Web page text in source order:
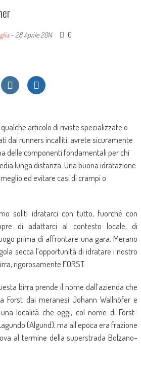
- 28 Aprile 2014 0
articolo di riviste specializzate o
dai runners incalliti, avrete sicuramente
delle componenti fondamentali per chi
lunga distanza. Una buona idratazione
ed evitare casi di crampi o
soliti idratarci con tutto, fuorché con
di adattarci al contesto locale, di
prima di affrontare una gara. Merano
secca l’opportunità di idratare i nostro
rigorosamente FORST.
birra prende il nome dall’azienda che
Forst dai meranesi Johann Wallnöfer e
località che oggi, col nome di Forst-
(Algund), ma all’epoca era frazione
al termine della superstrada Bolzano-